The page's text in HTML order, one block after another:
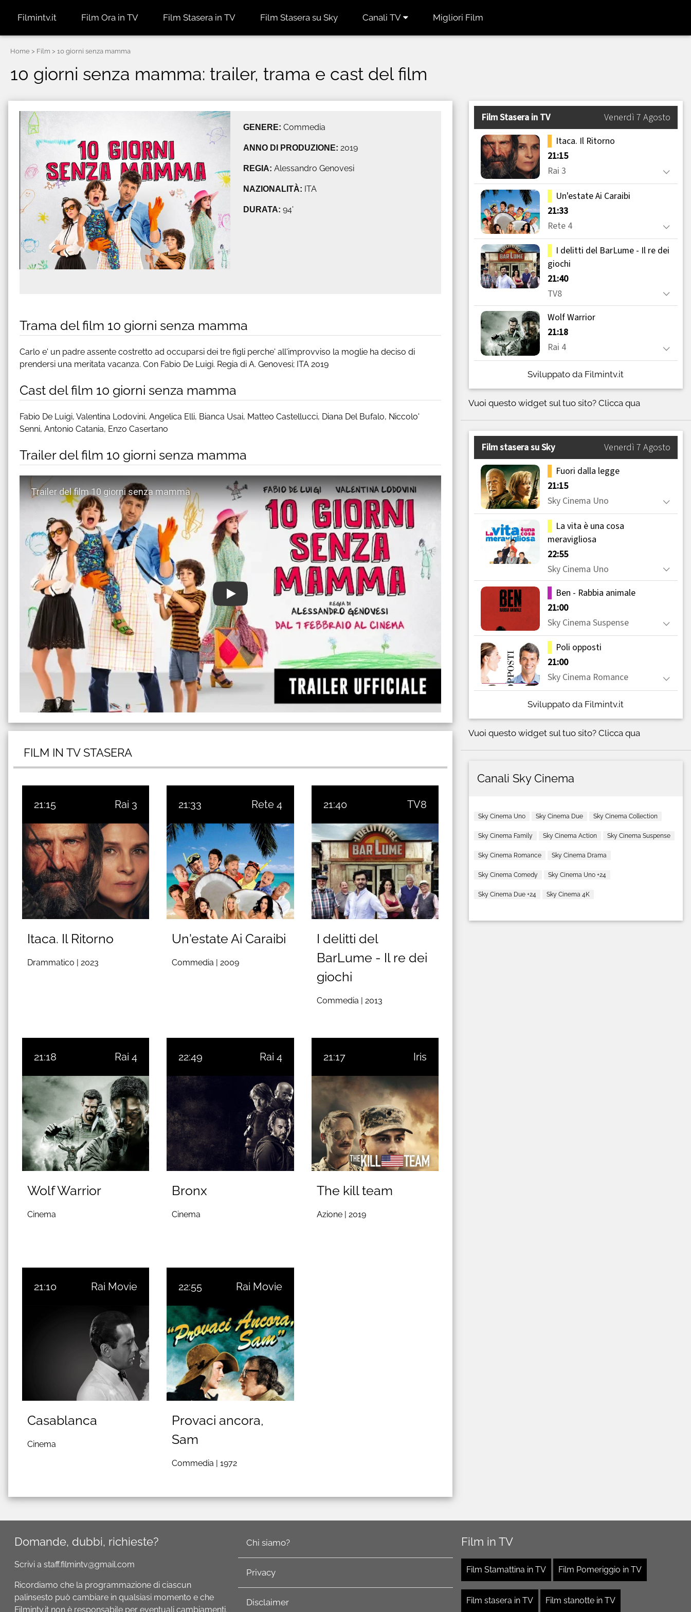
Filmintv.it Film Ora in TV Film Stasera in TV Film Stasera su Sky Canali TV Migliori Film
Home > Film > 10 giorni senza mamma
10 giorni senza mamma: trailer, trama e cast del film
GENERE:Commedia
ANNO DI PRODUZIONE: 2019
REGIA:Alessandro Genovesi
NAZIONALITÀ: ITA
DURATA:94'
Trama del film 10 giorni senza mamma
Carlo e' un padre assente costretto ad occuparsi dei tre figli perche' all'improvviso la moglie ha deciso di
prendersi una meritata vacanza. Con Fabio De Luigi. Regia di A. Genovesi; ITA 2019
Cast del film 10 giorni senza mamma
Fabio De Luigi, Valentina Lodovini, Angelica Elli, Bianca Usai, Matteo Castellucci, Diana Del Bufalo, Niccolo'
Senni, Antonio Catania, Enzo Casertano
Trailer del film 10 giorni senza mamma
Guarda trailer del film 10 giorni senza mamma
FILM IN TV STASERA
21:15 Rai 3
Itaca. Il Ritorno
Drammatico | 2023
21:33 Rete 4
Un'estate Ai Caraibi
Commedia | 2009
21:40 TV8
I delitti del
BarLume - Il re dei
giochi
Commedia | 2013
21:18 Rai 4
Wolf Warrior
Cinema
22:49 Rai 4
Bronx
Cinema
21:17 Iris
The kill team
Azione | 2019
21:10 Rai Movie
Casablanca
Cinema
22:55 Rai Movie
Provaci ancora,
Sam
Commedia |1972
Sviluppato da Filmintv.it
Vuoi questo widget sul tuo sito? Clicca qua
Sviluppato da Filmintv.it
Vuoi questo widget sul tuo sito? Clicca qua
Canali Sky Cinema
Sky Cinema Uno Sky Cinema Due Sky Cinema Collection
Sky Cinema Family Sky Cinema Action Sky Cinema Suspense
Sky Cinema Romance Sky Cinema Drama
Sky Cinema Comedy Sky Cinema Uno +24
Sky Cinema Due +24 Sky Cinema 4K
Domande, dubbi, richieste?
Scrivi a staff.filmintv@gmail.com
Ricordiamo che la programmazione di ciascun
palinsesto può cambiare in qualsiasi momento e che
Filmintv.it non è responsabile per eventuali cambiamenti.
Chi siamo?
Privacy
Disclaimer
Film in TV
Film Stamattina in TV Film Pomeriggio in TV
Film stasera in TV Film stanotte in TV